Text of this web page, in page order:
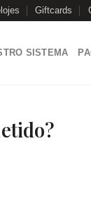
Giftcards
SISTEMA